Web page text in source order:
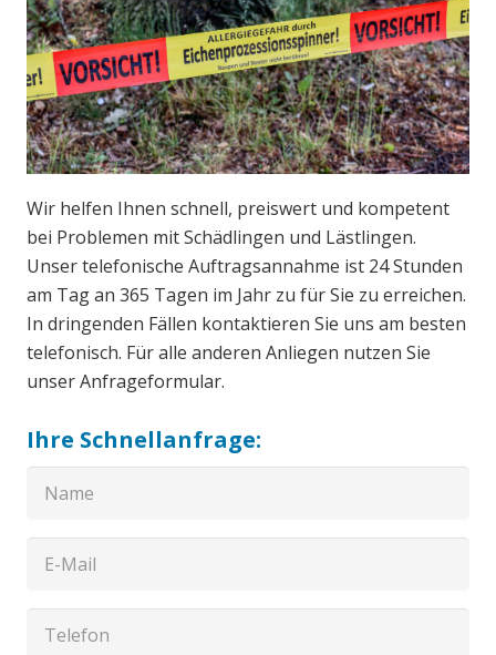
Wir helfen Ihnen schnell, preiswert und kompetent
bei Problemen mit Schädlingen und Lästlingen.
Unser telefonische Auftragsannahme ist 24 Stunden
am Tag an 365 Tagen im Jahr zu für Sie zu erreichen.
In dringenden Fällen kontaktieren Sie uns am besten
telefonisch. Für alle anderen Anliegen nutzen Sie
unser Anfrageformular.
Ihre Schnellanfrage: